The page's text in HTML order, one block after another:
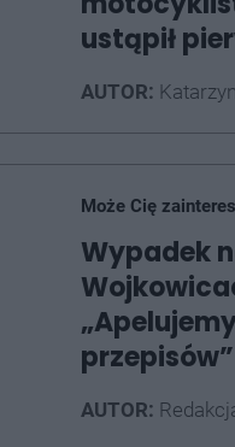
ustąpił
AUTOR:
Może Cię
Wypadek
przepisów”
AUTOR: